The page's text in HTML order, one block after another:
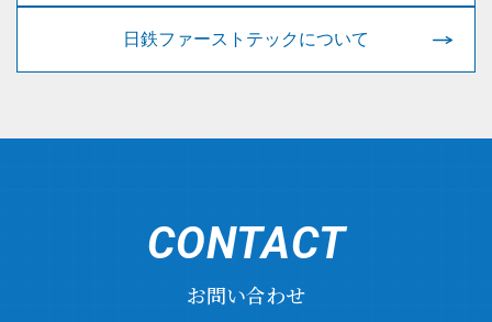
日鉄ファーストテックについて
CONTACT
お問い合わせ